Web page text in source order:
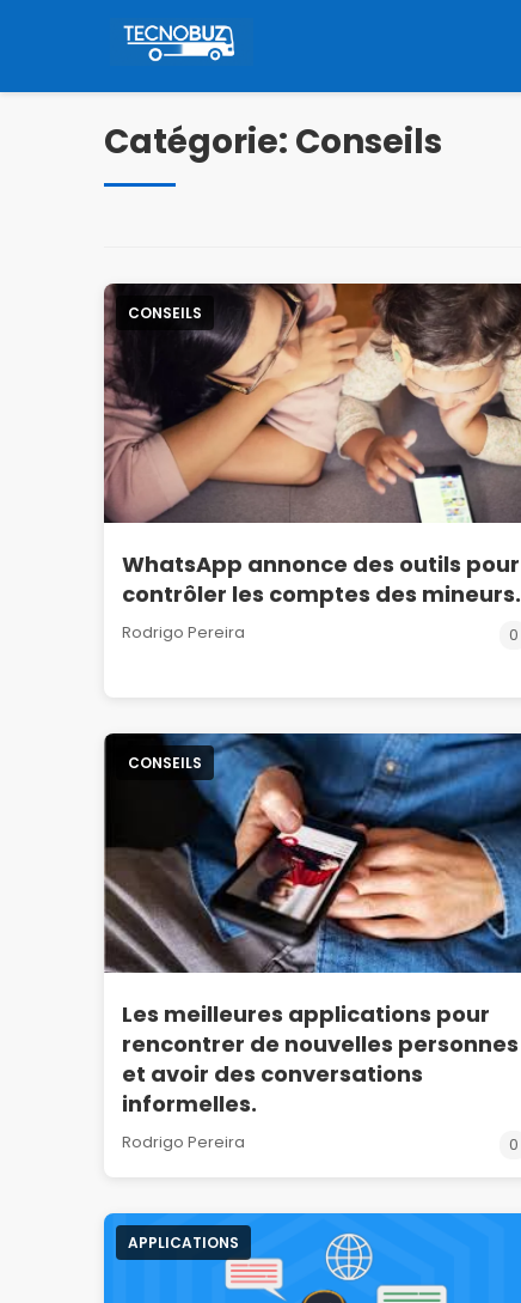
Catégorie: Conseils
CONSEILS
WhatsApp annonce des outils pour
contrôler les comptes des mineurs.
Rodrigo Pereira 0
CONSEILS
Les meilleures applications pour
rencontrer de nouvelles personnes
et avoir des conversations
informelles.
Rodrigo Pereira 0
APPLICATIONS